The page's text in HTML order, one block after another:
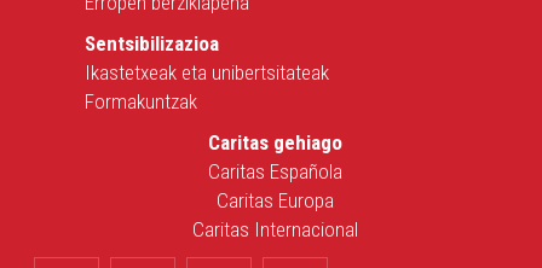
Sentsibilizazioa
Ikastetxeak eta unibertsitateak
Formakuntzak
Caritas gehiago
Caritas Española
Caritas Europa
Caritas Internacional